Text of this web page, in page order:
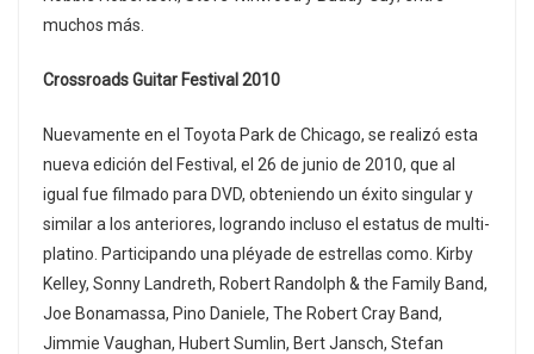
muchos más.
Crossroads Guitar Festival 2010
Nuevamente en el Toyota Park de Chicago, se realizó esta
nueva edición del Festival, el 26 de junio de 2010, que al
igual fue filmado para DVD, obteniendo un éxito singular y
similar a los anteriores, logrando incluso el estatus de multi-
platino. Participando una pléyade de estrellas como. Kirby
Kelley, Sonny Landreth, Robert Randolph & the Family Band,
Joe Bonamassa, Pino Daniele, The Robert Cray Band,
Jimmie Vaughan, Hubert Sumlin, Bert Jansch, Stefan